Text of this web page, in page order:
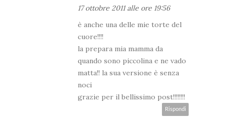
17 ottobre 2011 alle ore 19:56
è anche una delle mie torte del
cuore!!!!
la prepara mia mamma da
quando sono piccolina e ne vado
matta!! la sua versione è senza
noci
grazie per il bellissimo post!!!!!!!!
Rispondi